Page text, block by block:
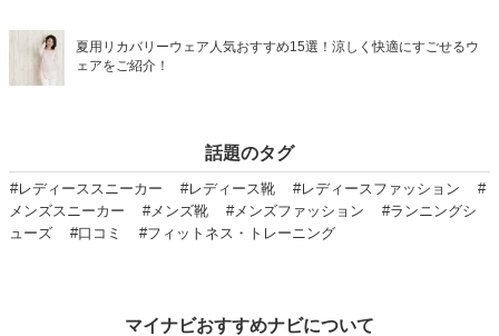
夏用リカバリーウェア人気おすすめ15選！涼しく快適にすごせるウ
ェアをご紹介！
話題のタグ
#レディーススニーカー #レディース靴 #レディースファッション
#
メンズスニーカー
#メンズ靴 #メンズファッション
#ランニングシ
ューズ
#口コミ #フィットネス・トレーニング
マイナビおすすめナビについて